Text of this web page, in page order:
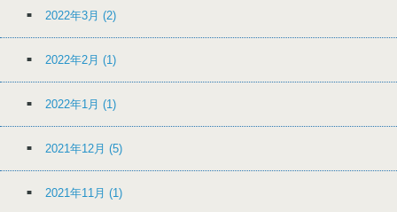
2022年3月 (2)
2022年2月 (1)
2022年1月 (1)
2021年12月 (5)
2021年11月 (1)